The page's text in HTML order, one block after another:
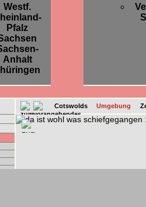
Westf.
Pfalz
Anhalt
Cotswolds Umgebung